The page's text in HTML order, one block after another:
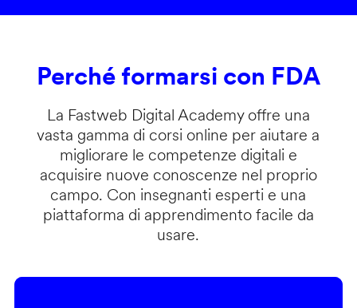
Perché formarsi con FDA
La Fastweb Digital Academy offre una
vasta gamma di corsi online per aiutare a
migliorare le competenze digitali e
acquisire nuove conoscenze nel proprio
campo. Con insegnanti esperti e una
piattaforma di apprendimento facile da
usare.